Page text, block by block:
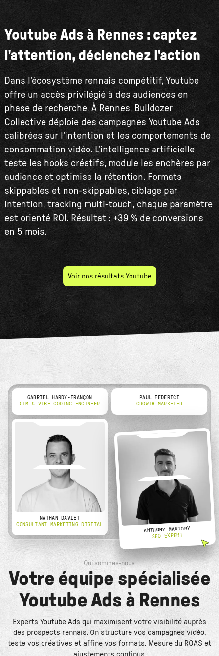
Youtube Ads à Rennes : captez
l'attention, déclenchez l'action
Dans l'écosystème rennais compétitif, Youtube
offre un accès privilégié à des audiences en
phase de recherche. À Rennes, Bulldozer
Collective déploie des campagnes Youtube Ads
calibrées sur l'intention et les comportements de
consommation vidéo. L'intelligence artificielle
teste les hooks créatifs, module les enchères par
audience et optimise la rétention. Formats
skippables et non-skippables, ciblage par
intention, tracking multi-touch, chaque paramètre
est orienté ROI. Résultat : +39 % de conversions
en 5 mois.
Voir nos résultats Youtube
GABRIEL HARDY-FRANÇON
GTM & VIBE CODING ENGINEER
PAUL FEDERICI
GROWTH MARKETER
NATHAN DAVIET
CONSULTANT MARKETING DIGITAL
ANTHONY MARTORY
SEO EXPERT
Qui sommes-nous
Votre équipe spécialisée
Youtube Ads à Rennes
Experts Youtube Ads qui maximisent votre visibilité auprès
des prospects rennais. On structure vos campagnes vidéo,
teste vos créatives et affine vos formats. Mesure du ROAS et
ajustements continus.